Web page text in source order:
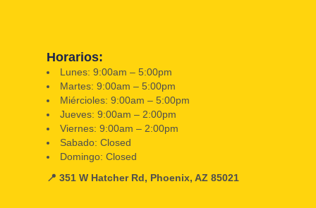
Horarios:
Lunes: 9:00am – 5:00pm
Martes: 9:00am – 5:00pm
Miércioles: 9:00am – 5:00pm
Jueves: 9:00am – 2:00pm
Viernes: 9:00am – 2:00pm
Sabado: Closed
Domingo: Closed
📍 351 W Hatcher Rd, Phoenix, AZ 85021